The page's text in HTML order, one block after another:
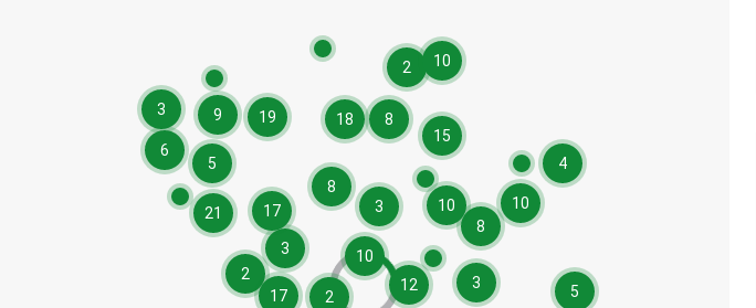
3
8
12
18
3
19
21
9
17
5
15
10
10
6
10
17
10
8
8
5
2
4
3
2
3
2